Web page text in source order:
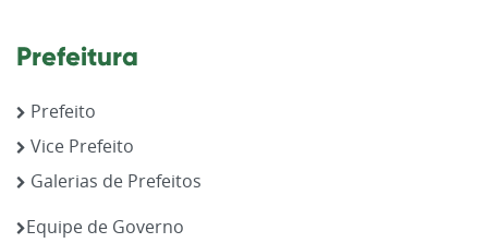
Prefeitura
Prefeito
Vice Prefeito
Galerias de Prefeitos
Equipe de Governo